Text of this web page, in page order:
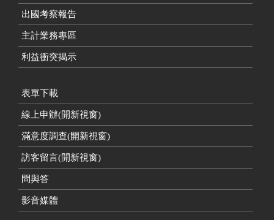
出國考察報告
主計業務專區
利益衝突揭示
表單下載
線上申辦(開新視窗)
滿意度調查(開新視窗)
訪客留言(開新視窗)
問與答
影音媒體